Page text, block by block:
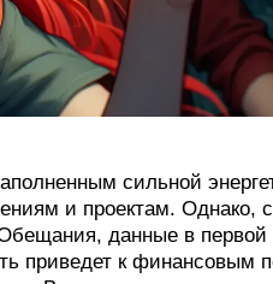
сильной
и проектам. Однако,
данные в первой
приведет к финансовым